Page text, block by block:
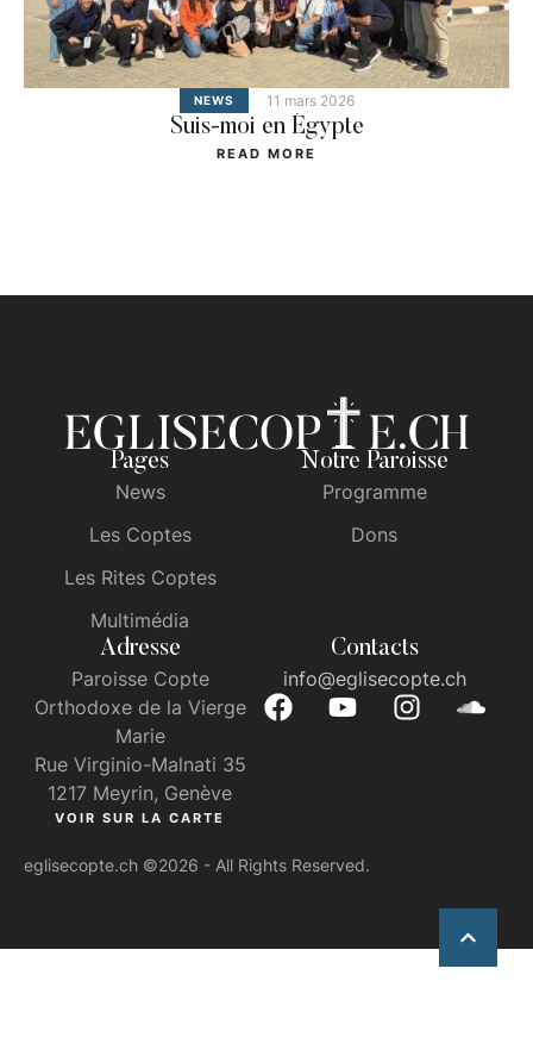
NEWS 11 mars 2026
Suis-moi en Égypte
READ MORE
Pages
News
Les Coptes
Les Rites Coptes
Multimédia
Notre Paroisse
Programme
Dons
Adresse
Paroisse Copte
Orthodoxe de la Vierge
Marie
Rue Virginio-Malnati 35
1217 Meyrin, Genève
VOIR SUR LA CARTE
Contacts
info@eglisecopte.ch
eglisecopte.ch ©2026 - All Rights Reserved.